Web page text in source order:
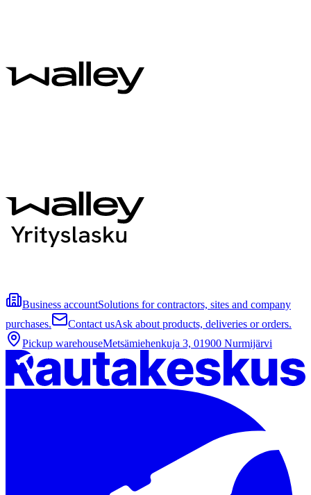
Business accountSolutions for contractors, sites and company
purchases.
Contact usAsk about products, deliveries or orders.
Pickup warehouseMetsämiehenkuja 3, 01900 Nurmijärvi